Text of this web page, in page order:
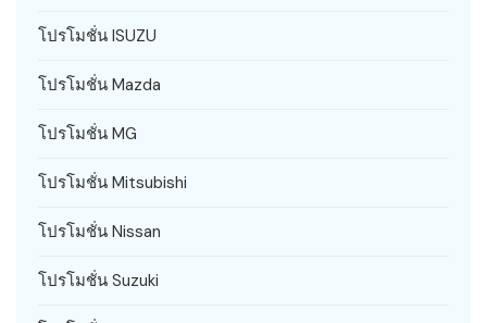
โปรโมชั่น ISUZU
โปรโมชั่น Mazda
โปรโมชั่น MG
โปรโมชั่น Mitsubishi
โปรโมชั่น Nissan
โปรโมชั่น Suzuki